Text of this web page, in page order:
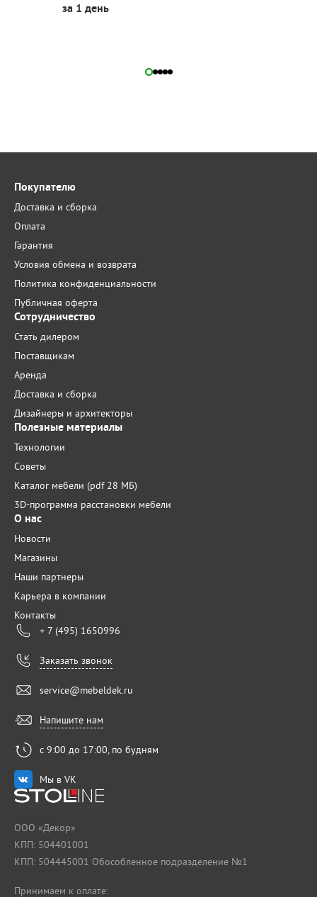
за 1 день
Покупателю
Доставка и сборка
Оплата
Гарантия
Условия обмена и возврата
Политика конфиденциальности
Публичная оферта
Сотрудничество
Стать дилером
Поставщикам
Аренда
Доставка и сборка
Дизайнеры и архитекторы
Полезные материалы
Технологии
Советы
Каталог мебели (pdf 28 МБ)
3D-программа расстановки мебели
О нас
Новости
Магазины
Наши партнеры
Карьера в компании
Контакты
+ 7 (495) 1650996
Заказать звонок
service@mebeldek.ru
Напишите нам
с 9:00 до 17:00, по будням
Мы в VK
ООО «Декор»
КПП: 504401001
КПП: 504445001 Обособленное подразделение №1
Принимаем к оплате: